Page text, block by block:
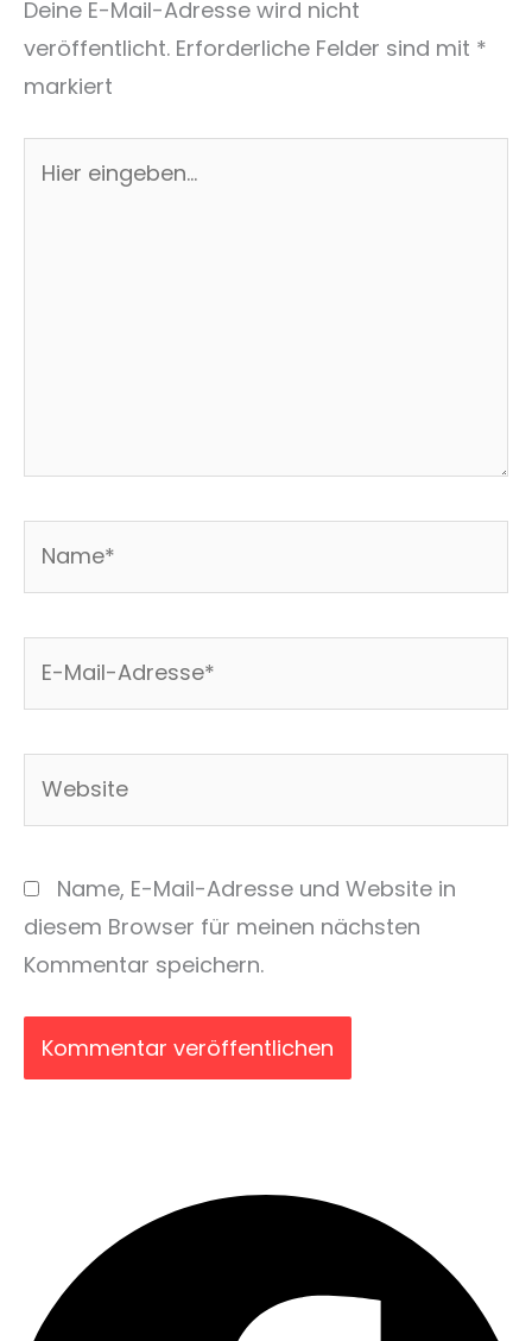
Deine E-Mail-Adresse wird nicht
veröffentlicht. Erforderliche Felder sind mit *
markiert
eingeben…
Name, E-Mail-Adresse und Website in
diesem Browser für meinen nächsten
Kommentar speichern.